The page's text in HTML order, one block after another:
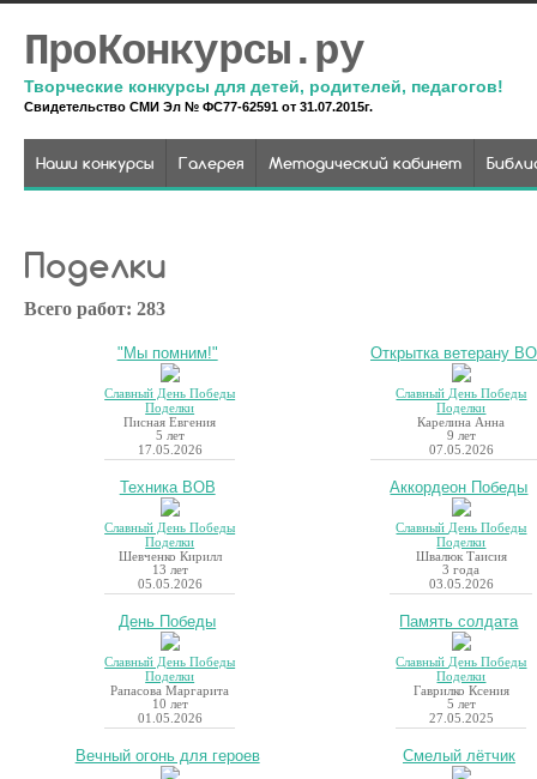
ПроКонкурсы.ру
Творческие конкурсы для детей, родителей, педагогов!
Свидетельство СМИ Эл № ФС77-62591 от 31.07.2015г.
Наши конкурсы Галерея Методический кабинет
Поделки
Всего работ: 283
"Мы помним!"
Славный День Победы
Поделки
Писная Евгения
5 лет
17.05.2026
Открытка ветерану
Славный День Победы
Поделки
Карелина Анна
9 лет
07.05.2026
Техника ВОВ
Славный День Победы
Поделки
Шевченко Кирилл
13 лет
05.05.2026
Аккордеон Победы
Славный День Победы
Поделки
Швалюк Таисия
3 года
03.05.2026
День Победы
Славный День Победы
Поделки
Рапасова Маргарита
10 лет
01.05.2026
Память солдата
Славный День Победы
Поделки
Гаврилко Ксения
5 лет
27.05.2025
Вечный огонь для героев Смелый лётчик